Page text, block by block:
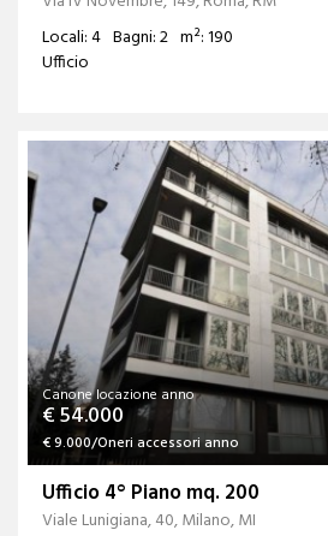
Locali: 4 Bagni: 2 m²: 190
Ufficio
Canone locazione anno
€ 54.000
€ 9.000/Oneri accessori anno
Ufficio 4° Piano mq. 200
Viale Lunigiana, 40, Milano, MI